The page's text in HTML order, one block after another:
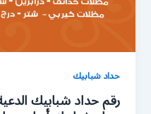
حداد شبابيك